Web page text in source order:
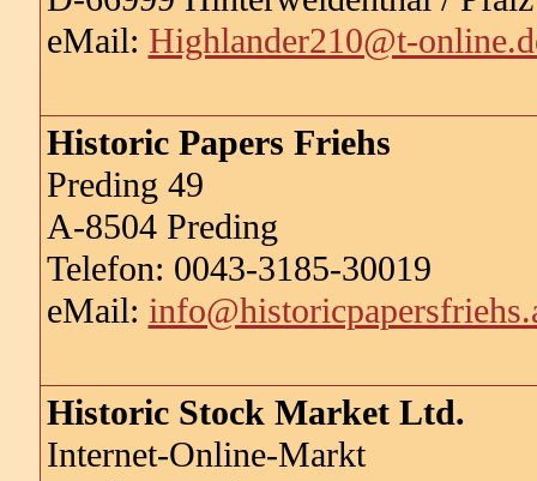
eMail: Highlander210@t-
Historic Papers Friehs
Preding 49
A-8504 Preding
Telefon: 0043-3185-30019
eMail:
Historic Stock Market Ltd.
Internet-Online-Markt